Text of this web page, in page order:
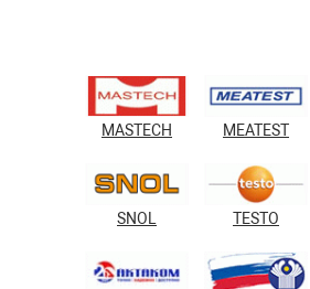
MASTECH MEATEST
SNOL TESTO